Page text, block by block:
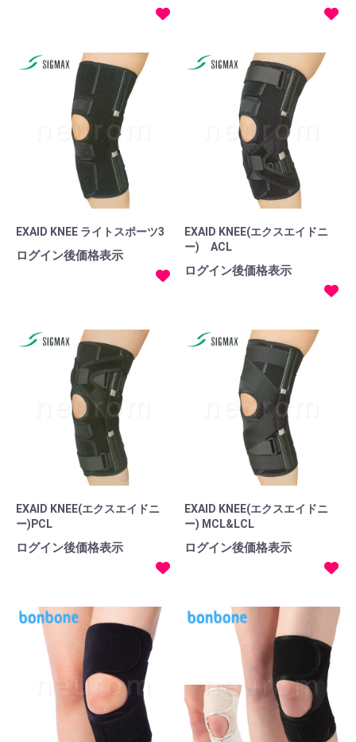
EXAID KNEE ライトスポーツ3
ログイン後価格表示
EXAID KNEE(エクスエイドニ
ー) ACL
ログイン後価格表示
EXAID KNEE(エクスエイドニ
ー)PCL
ログイン後価格表示
EXAID KNEE(エクスエイドニ
ー) MCL&LCL
ログイン後価格表示